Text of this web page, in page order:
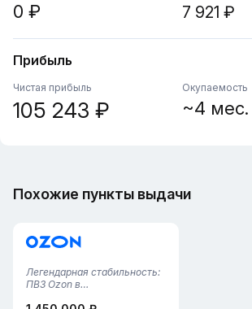
0 ₽ 7 921 ₽
Прибыль
Чистая прибыль
105 243 ₽
Окупаемость
~4 мес.
Похожие пункты выдачи
Легендарная стабильность:
ПВЗ Ozon в